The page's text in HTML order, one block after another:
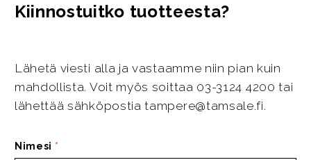
Kiinnostuitko tuotteesta?
Lähetä viesti alla ja vastaamme niin pian kuin
mahdollista. Voit myös soittaa 03-3124 4200 tai
lähettää sähköpostia tampere@tamsale.fi.
Nimesi *